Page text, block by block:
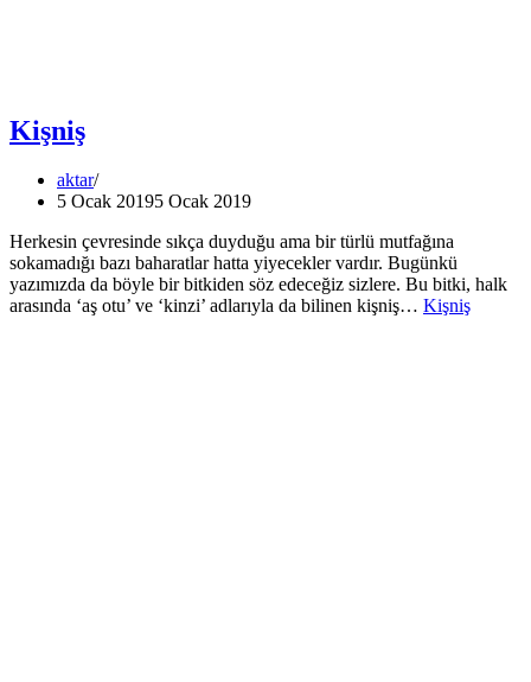
Kişniş
aktar
5 Ocak 20195 Ocak 2019
Herkesin çevresinde sıkça duyduğu ama bir türlü mutfağına
sokamadığı bazı baharatlar hatta yiyecekler vardır. Bugünkü
yazımızda da böyle bir bitkiden söz edeceğiz sizlere. Bu bitki, halk
arasında ‘aş otu’ ve ‘kinzi’ adlarıyla da bilinen kişniş… Kişniş